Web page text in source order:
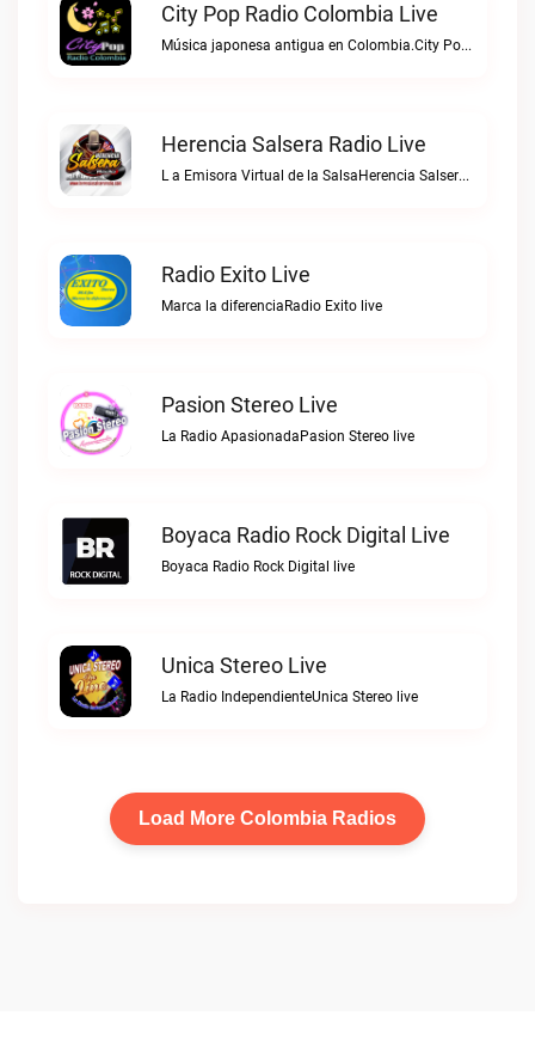
City Pop Radio Colombia Live
Música japonesa antigua en Colombia.City Pop Radio Colombia live
Herencia Salsera Radio Live
L a Emisora Virtual de la SalsaHerencia Salsera Radio live
Radio Exito Live
Marca la diferenciaRadio Exito live
Pasion Stereo Live
La Radio ApasionadaPasion Stereo live
Boyaca Radio Rock Digital Live
Boyaca Radio Rock Digital live
Unica Stereo Live
La Radio IndependienteUnica Stereo live
Load More Colombia Radios